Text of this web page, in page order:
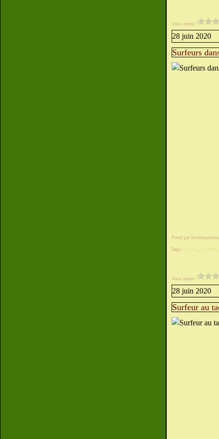
Vous aimez ?
28 juin 2020
Surfeurs
Posté par
Tags: Crozon surfeurs
Vous aimez ?
28 juin 2020
Surfeur au